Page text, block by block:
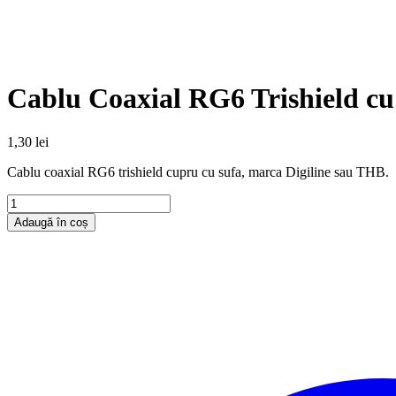
Cablu Coaxial RG6 Trishield
1,30 lei
Cablu coaxial RG6 trishield cupru cu sufa, marca Digiline sau THB.
Adaugă în coș